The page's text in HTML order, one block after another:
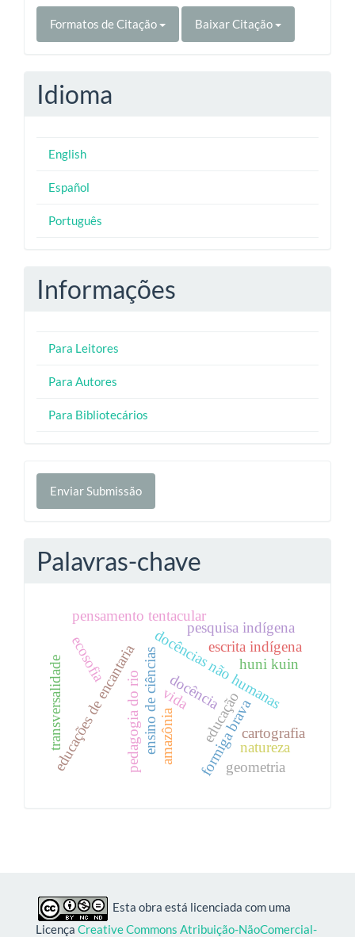
Formatos de Citação Baixar Citação
Idioma
English
Español
Português
Informações
Para Leitores
Para Autores
Para Bibliotecários
Enviar
Submissão
Enviar Submissão
Palavras-chave
formiga brava
amazônia
educações de encantariadocências não humanas
educação
pensamento tentacular
docência
vida
ensino de ciências
pedagogia do rio
ecosofia
transversalidade cartografia
pesquisa indígena
escrita indígena
huni kuin
natureza
geometria
Esta obra está licenciada com uma
Licença Creative Commons Atribuição-NãoComercial-